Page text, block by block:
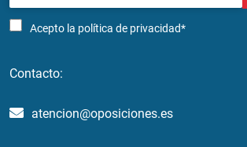
Acepto la política de privacidad*
Contacto:
atencion@oposiciones.es